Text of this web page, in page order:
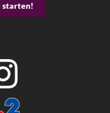
starten!